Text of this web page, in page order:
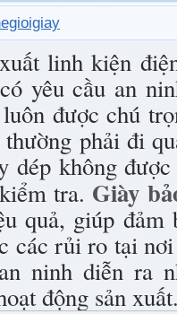
linh kiện
yêu cầu an
được chú
phải đi
dép không
tra. Giày
quả, giúp đảm
các rủi ro tại
ninh diễn ra
động sản